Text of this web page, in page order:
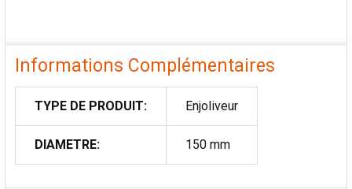
Informations Complémentaires
TYPE DE PRODUIT: Enjoliveur
DIAMETRE: 150 mm